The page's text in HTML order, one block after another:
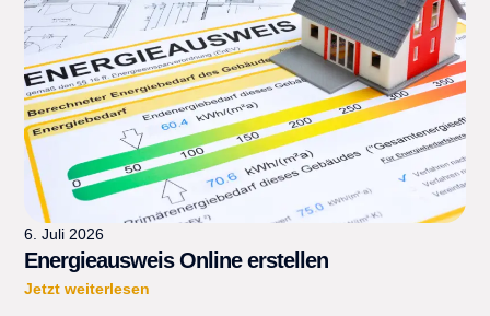
6. Juli 2026
Energieausweis Online erstellen
Jetzt weiterlesen